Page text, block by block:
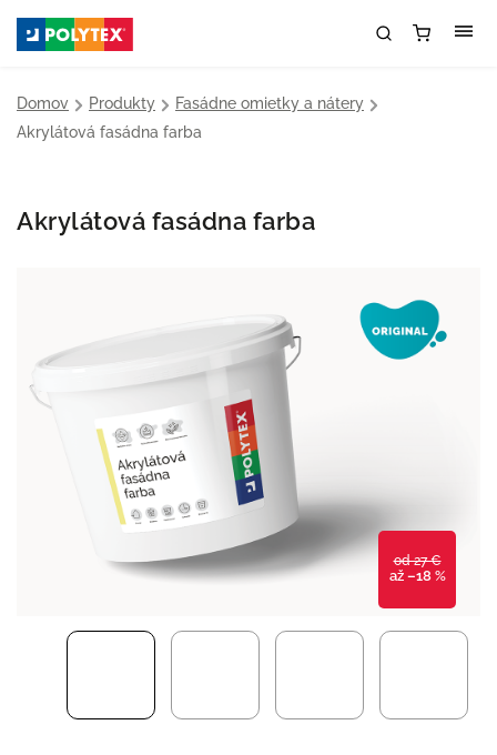
Domov / Produkty / Fasádne omietky a nátery /
Akrylátová fasádna farba
Akrylátová fasádna farba
od 27 €
až –18 %